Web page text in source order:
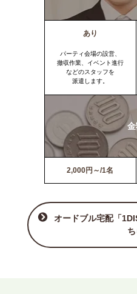
あり
パーティ会場の設営、
撤収作業、イベント進行
などのスタッフを
派遣します。
2,000円～/1名
オードブル宅配「